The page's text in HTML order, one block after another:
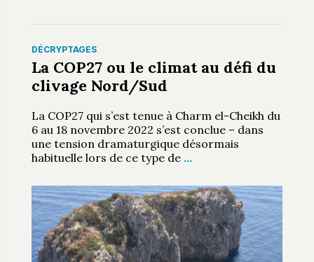
DÉCRYPTAGES
La COP27 ou le climat au défi du
clivage Nord/Sud
La COP27 qui s’est tenue à Charm el-Cheikh du
6 au 18 novembre 2022 s’est conclue – dans
une tension dramaturgique désormais
habituelle lors de ce type de …